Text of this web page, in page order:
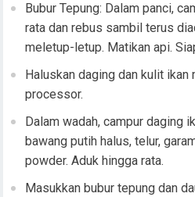
Bubur Tepung: Dalam panci,
rata dan rebus sambil terus
meletup-letup. Matikan api.
Haluskan daging dan kulit ikan
processor.
Dalam wadah, campur daging
bawang putih halus, telur,
powder. Aduk hingga rata.
Masukkan bubur tepung dan